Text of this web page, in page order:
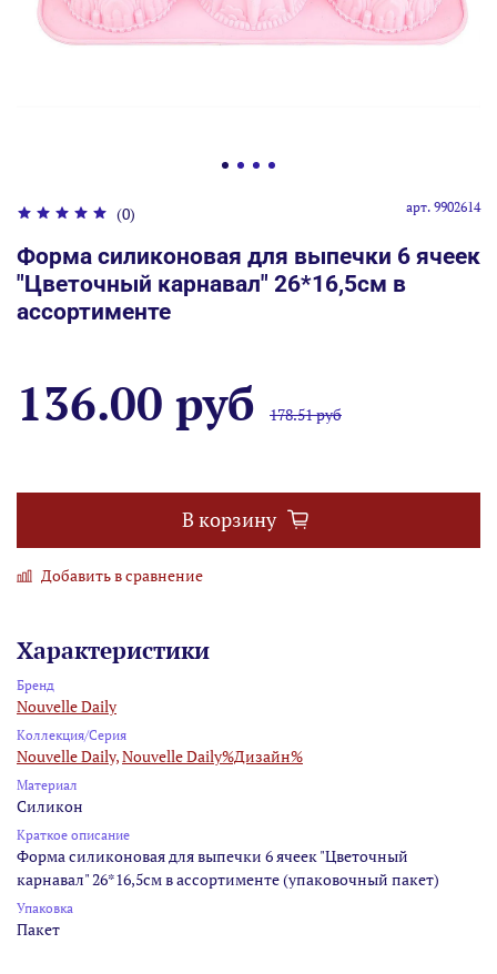
(0) арт. 9902614
Форма силиконовая для выпечки 6 ячеек
"Цветочный карнавал" 26*16,5см в
ассортименте
136.00 руб 178.51 руб
В корзину
Добавить в сравнение
Характеристики
Бренд
Nouvelle Daily
Коллекция/Серия
Nouvelle Daily,Nouvelle Daily%Дизайн%
Материал
Силикон
Краткое описание
Форма силиконовая для выпечки 6 ячеек "Цветочный
карнавал" 26*16,5см в ассортименте (упаковочный пакет)
Упаковка
Пакет